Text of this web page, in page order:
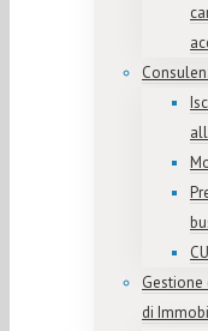
Gestione
di